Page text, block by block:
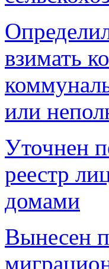
взимать
или
Уточнен
реестр
домами
Вынесен